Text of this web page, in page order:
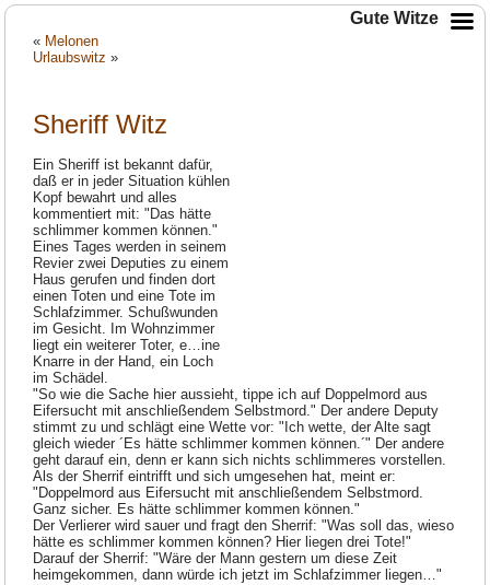
« Melonen
Urlaubswitz »
Sheriff Witz
Ein Sheriff ist bekannt dafür,
daß er in jeder Situation kühlen
Kopf bewahrt und alles
kommentiert mit: "Das hätte
schlimmer kommen können."
Eines Tages werden in seinem
Revier zwei Deputies zu einem
Haus gerufen und finden dort
einen Toten und eine Tote im
Schlafzimmer. Schußwunden
im Gesicht. Im Wohnzimmer
liegt ein weiterer Toter, e…ine
Knarre in der Hand, ein Loch
im Schädel.
"So wie die Sache hier aussieht, tippe ich auf Doppelmord aus
Eifersucht mit anschließendem Selbstmord." Der andere Deputy
stimmt zu und schlägt eine Wette vor: "Ich wette, der Alte sagt
gleich wieder ´Es hätte schlimmer kommen können.´" Der andere
geht darauf ein, denn er kann sich nichts schlimmeres vorstellen.
Als der Sherrif eintrifft und sich umgesehen hat, meint er:
"Doppelmord aus Eifersucht mit anschließendem Selbstmord.
Ganz sicher. Es hätte schlimmer kommen können."
Der Verlierer wird sauer und fragt den Sherrif: "Was soll das, wieso
hätte es schlimmer kommen können? Hier liegen drei Tote!"
Darauf der Sherrif: "Wäre der Mann gestern um diese Zeit
heimgekommen, dann würde ich jetzt im Schlafzimmer liegen…"
Gute Witze